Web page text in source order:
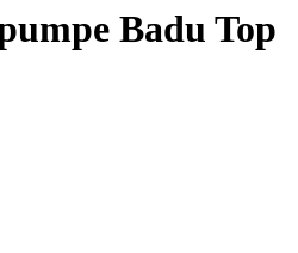
Badu Top